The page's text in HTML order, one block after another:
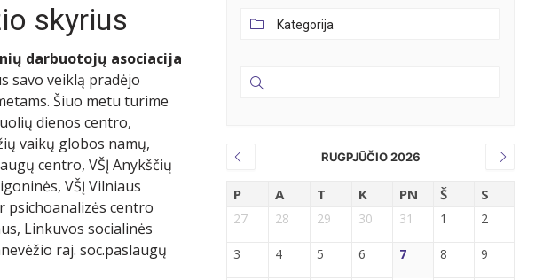
skyrius
darbuotojų asociacija
savo veiklą pradėjo
Šiuo metu turime
dienos centro,
vaikų globos namų,
centro, VŠĮ Anykščių
VŠĮ Vilniaus
psichoanalizės centro
Linkuvos socialinės
raj. soc.paslaugų
RUGPJŪČIO 2026
P A T K PN Š S
27 28 29 30 31 1 2
3 4 5 6 7 8 9